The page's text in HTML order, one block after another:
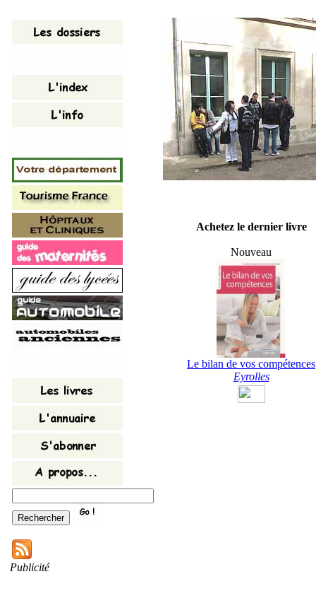
Publicité
Achetez le dernier livre
Nouveau
Le bilan de vos compétences
Eyrolles